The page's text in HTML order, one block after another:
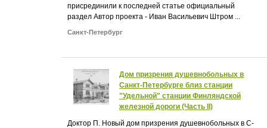
присрединили к последней статье официальный
раздел Автор проекта - Иван Васильевич Штром ...
Санкт-Петербург
Дом призрения душевнобольных в
Санкт-Петербурге близ станции
"Удельной" станции Финляндской
железной дороги (Часть II)
Доктор П. Новый дом призрения душевнобольных в С-